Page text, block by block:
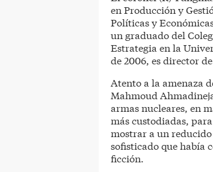
en Producción y
Políticas y
un graduado del
Estrategia en la
de 2006, es director
Atento a la amenaza
Mahmoud
armas nucleares, en
más custodiadas,
mostrar a un
sofisticado que había
ficción.